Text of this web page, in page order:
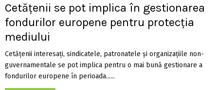
Cetățenii se pot implica în gestionarea
fondurilor europene pentru protecția
mediului
Cetățenii interesați, sindicatele, patronatele și organizațiile non-
guvernamentale se pot implica pentru o mai bună gestionare a
fondurilor europene în perioada......